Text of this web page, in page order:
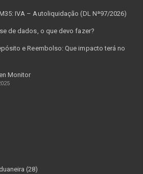
IVA – Autoliquidação (DL Nª97/2026)
de dados, o que devo fazer?
e Reembolso: Que impacto terá no
Monitor
(28)